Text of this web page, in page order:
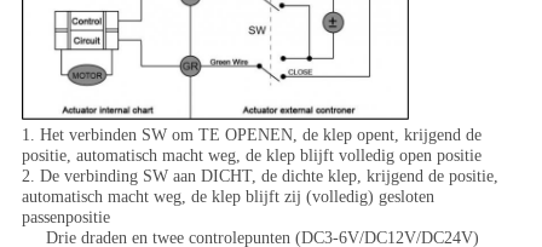
1. Het verbinden SW om TE OPENEN, de klep opent, krijgend de
positie, automatisch macht weg, de klep blijft volledig open positie
2. De verbinding SW aan DICHT, de dichte klep, krijgend de positie,
automatisch macht weg, de klep blijft zij (volledig) gesloten
passenpositie
Drie draden en twee controlepunten (DC3-6V/DC12V/DC24V)